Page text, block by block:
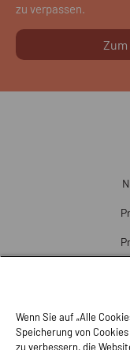
zu verpassen.
Wenn Sie auf „Alle
Speicherung von
zu verbessern, die